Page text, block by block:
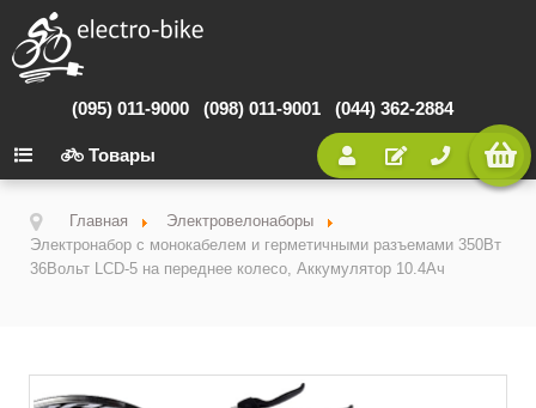
(095) 011-9000 (098) 011-9001 (044) 362-2884
Товары
Главная
Электровелонаборы
Электронабор с монокабелем и герметичными разъемами 350Вт
36Вольт LCD-5 на переднее колесо, Аккумулятор 10.4Ач